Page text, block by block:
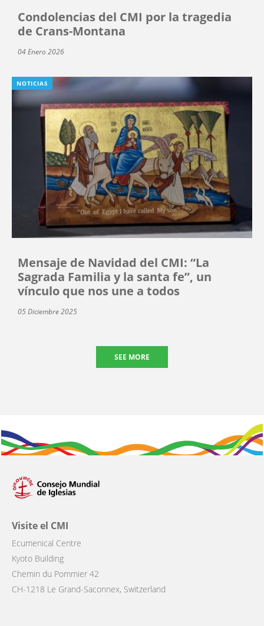
Condolencias del CMI por la tragedia
de Crans-Montana
04 Enero 2026
NOTICIAS
Mensaje de Navidad del CMI: “La
Sagrada Familia y la santa fe”, un
vínculo que nos une a todos
05 Diciembre 2025
SEE MORE
Visite el CMI
Ecumenical Centre
Kyoto Building
Chemin du Pommier 42
CH-1218 Le Grand-Saconnex, Switzerland